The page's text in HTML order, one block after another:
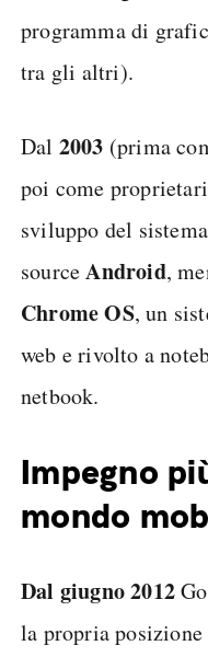
programma di
tra gli altri).
Dal 2003 (prima
poi come
sviluppo del
sourceAndroid,
Chrome OS, un
web e rivolto a
netbook.
Impegno
mondo
Dal giugno 2012
la propria